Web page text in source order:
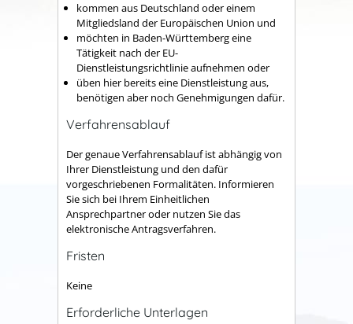
kommen aus Deutschland oder einem
Mitgliedsland der Europäischen Union und
möchten in Baden-Württemberg eine
Tätigkeit nach der EU-
Dienstleistungsrichtlinie aufnehmen oder
üben hier bereits eine Dienstleistung aus,
benötigen aber noch Genehmigungen dafür.
Verfahrensablauf
Der genaue Verfahrensablauf ist abhängig von
Ihrer Dienstleistung und den dafür
vorgeschriebenen Formalitäten. Informieren
Sie sich bei Ihrem Einheitlichen
Ansprechpartner oder nutzen Sie das
elektronische Antragsverfahren.
Fristen
Keine
Erforderliche Unterlagen